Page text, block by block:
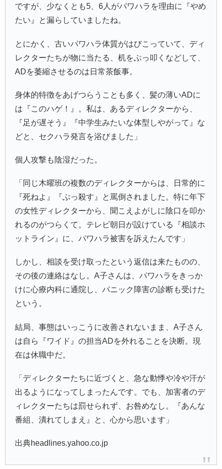
ですが、少なくとも5、6人がパワハラを理由に『やめ
たい』と漏らしていましたね。
とにかく、古いパワハラ体質がはびこっていて、ディ
レクターたちが物に当たる、机をぶっ叩くなどして、
ADを萎縮させるのは日常茶飯事。
身体的特徴をあげつらうことも多く、髪の薄いADに
は『このハゲ！』。私は、あるディレクターから、
『足が遅そう』『中学生みたいな体型しやがって』な
どと、セクハラ発言を浴びました」
個人攻撃も陰湿だった。
「同じ木曜班の複数のディレクターからは、日常的に
『死ねよ』『ぶっ殺す』と罵倒されました。特に年下
の女性ディレクターから、聞こえよがしに陰口を叩か
れるのがつらくて。テレビ朝日が設けている『相談ホ
ットライン』に、パワハラ被害を訴えたんです」
しかし、相談を受け取ったという返信は来たものの、
その後の連絡はなし。A子さんは、パワハラをきっか
けに心療内科に通院し、パニック障害の診断も受けた
という。
結局、事態はいっこうに改善されないまま、A子さん
は自ら『ワイド』の担当ADを外れることを決断。現
在は休職中だ。
「ディレクターたちに近づくと、急な動悸や冷や汗が
出るようになってしまったんです。でも、加害者のデ
ィレクターたちは罰せられず、お咎めなし。『あんな
番組、潰れてしまえ』と、心から思います」
出典headlines.yahoo.co.jp